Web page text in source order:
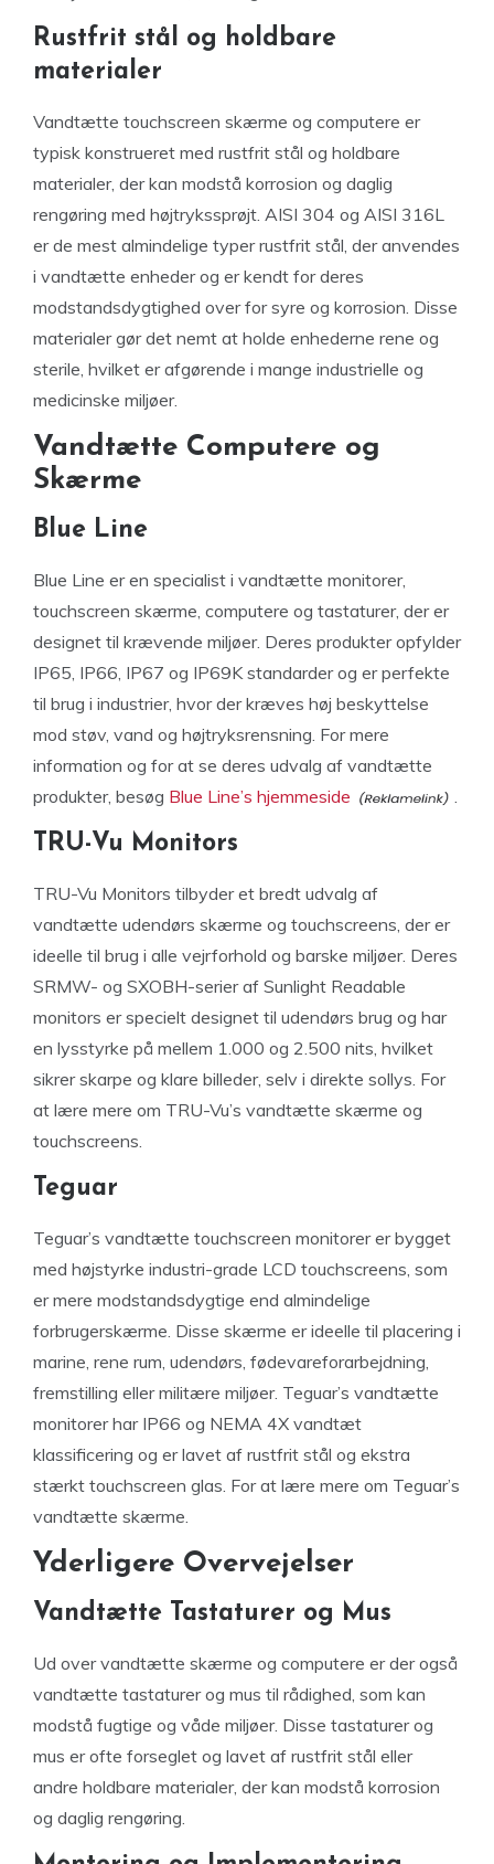
Rustfrit stål og holdbare
materialer
Vandtætte touchscreen skærme og computere er
typisk konstrueret med rustfrit stål og holdbare
materialer, der kan modstå korrosion og daglig
rengøring med højtrykssprøjt. AISI 304 og AISI 316L
er de mest almindelige typer rustfrit stål, der anvendes
i vandtætte enheder og er kendt for deres
modstandsdygtighed over for syre og korrosion. Disse
materialer gør det nemt at holde enhederne rene og
sterile, hvilket er afgørende i mange industrielle og
medicinske miljøer.
Vandtætte Computere og
Skærme
Blue Line
Blue Line er en specialist i vandtætte monitorer,
touchscreen skærme, computere og tastaturer, der er
designet til krævende miljøer. Deres produkter opfylder
IP65, IP66, IP67 og IP69K standarder og er perfekte
til brug i industrier, hvor der kræves høj beskyttelse
mod støv, vand og højtryksrensning. For mere
information og for at se deres udvalg af vandtætte
produkter, besøg Blue Line’s hjemmeside .
TRU-Vu Monitors
TRU-Vu Monitors tilbyder et bredt udvalg af
vandtætte udendørs skærme og touchscreens, der er
ideelle til brug i alle vejrforhold og barske miljøer. Deres
SRMW- og SXOBH-serier af Sunlight Readable
monitors er specielt designet til udendørs brug og har
en lysstyrke på mellem 1.000 og 2.500 nits, hvilket
sikrer skarpe og klare billeder, selv i direkte sollys. For
at lære mere om TRU-Vu’s vandtætte skærme og
touchscreens.
Teguar
Teguar’s vandtætte touchscreen monitorer er bygget
med højstyrke industri-grade LCD touchscreens, som
er mere modstandsdygtige end almindelige
forbrugerskærme. Disse skærme er ideelle til placering i
marine, rene rum, udendørs, fødevareforarbejdning,
fremstilling eller militære miljøer. Teguar’s vandtætte
monitorer har IP66 og NEMA 4X vandtæt
klassificering og er lavet af rustfrit stål og ekstra
stærkt touchscreen glas. For at lære mere om Teguar’s
vandtætte skærme.
Yderligere Overvejelser
Vandtætte Tastaturer og Mus
Ud over vandtætte skærme og computere er der også
vandtætte tastaturer og mus til rådighed, som kan
modstå fugtige og våde miljøer. Disse tastaturer og
mus er ofte forseglet og lavet af rustfrit stål eller
andre holdbare materialer, der kan modstå korrosion
og daglig rengøring.